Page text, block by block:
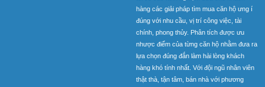
hàng các giải pháp tìm mua căn hộ ưng í
đúng với nhu cầu, vị trí công việc, tài
chính, phong thủy. Phân tích được ưu
nhược điểm của từng căn hộ nhằm đưa ra
lựa chọn đúng đắn làm hài lòng khách
hàng khó tính nhất. Với đội ngũ nhân viên
thật thà, tận tâm, bán nhà với phương